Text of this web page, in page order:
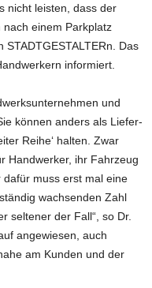
nicht leisten, dass der
einem Parkplatz
STADTGESTALTERn. Das
informiert.
und
können anders als Liefer-
Reihe‘ halten. Zwar
Handwerker, ihr Fahrzeug
muss erst mal eine
wachsenden Zahl
seltener der Fall“, so Dr.
angewiesen, auch
am Kunden und der